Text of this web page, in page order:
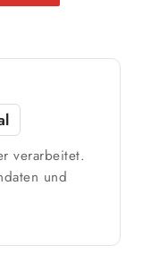
verarbeitet.
und